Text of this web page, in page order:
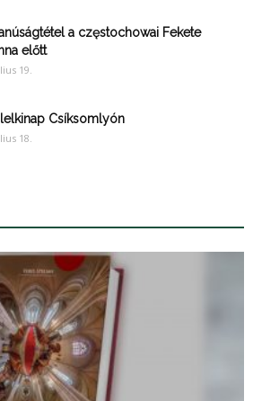
a częstochowai Fekete
előtt
19.
Csíksomlyón
18.